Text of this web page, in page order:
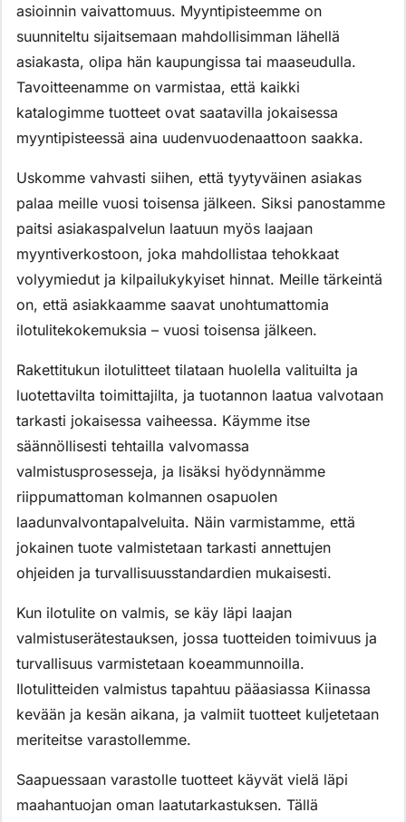
asioinnin vaivattomuus. Myyntipisteemme on
suunniteltu sijaitsemaan mahdollisimman lähellä
asiakasta, olipa hän kaupungissa tai maaseudulla.
Tavoitteenamme on varmistaa, että kaikki
katalogimme tuotteet ovat saatavilla jokaisessa
myyntipisteessä aina uudenvuodenaattoon saakka.
Uskomme vahvasti siihen, että tyytyväinen asiakas
palaa meille vuosi toisensa jälkeen. Siksi panostamme
paitsi asiakaspalvelun laatuun myös laajaan
myyntiverkostoon, joka mahdollistaa tehokkaat
volyymiedut ja kilpailukykyiset hinnat. Meille tärkeintä
on, että asiakkaamme saavat unohtumattomia
ilotulitekokemuksia – vuosi toisensa jälkeen.
Rakettitukun ilotulitteet tilataan huolella valituilta ja
luotettavilta toimittajilta, ja tuotannon laatua valvotaan
tarkasti jokaisessa vaiheessa. Käymme itse
säännöllisesti tehtailla valvomassa
valmistusprosesseja, ja lisäksi hyödynnämme
riippumattoman kolmannen osapuolen
laadunvalvontapalveluita. Näin varmistamme, että
jokainen tuote valmistetaan tarkasti annettujen
ohjeiden ja turvallisuusstandardien mukaisesti.
Kun ilotulite on valmis, se käy läpi laajan
valmistuserätestauksen, jossa tuotteiden toimivuus ja
turvallisuus varmistetaan koeammunnoilla.
Ilotulitteiden valmistus tapahtuu pääasiassa Kiinassa
kevään ja kesän aikana, ja valmiit tuotteet kuljetetaan
meriteitse varastollemme.
Saapuessaan varastolle tuotteet käyvät vielä läpi
maahantuojan oman laatutarkastuksen. Tällä